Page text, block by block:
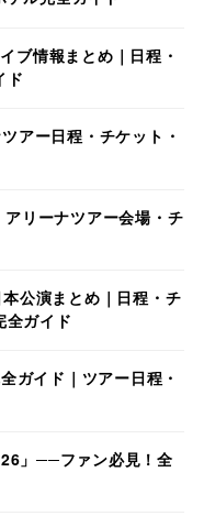
ブ情報まとめ｜日程・
ド
アー日程・チケット・
リーナツアー会場・チ
公演まとめ｜日程・チ
全ガイド
ガイド｜ツアー日程・
」──ファン必見！全